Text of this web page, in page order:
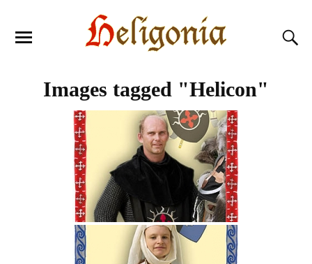
Images tagged "Helicon"